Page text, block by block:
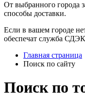
От выбранного города
способы доставки.
Если в вашем городе
обеспечат служба
Главная страница
Поиск по сайту
Поиск по